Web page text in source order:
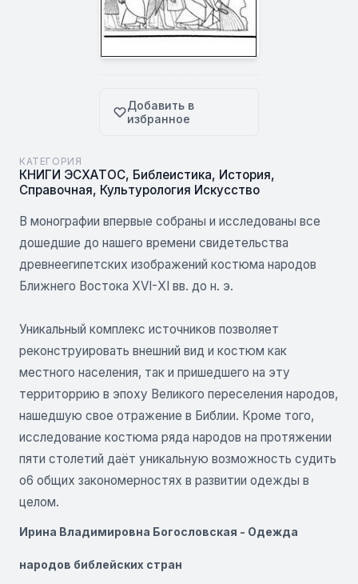
Добавить в
избранное
КАТЕГОРИЯ
КНИГИ ЭСХАТОС, Библеистика, История,
Справочная, Культурология Искусство
В монографии впервые собраны и исследованы все
дошедшие до нашего времени свидетельства
древнеегипетских изображений костюма народов
Ближнего Востока XVI-ХI вв. до н. э.
Уникальный комплекс источников позволяет
реконструировать внешний вид и костюм как
местного населения, так и пришедшего на эту
территоррию в эпоху Великого переселения народов,
нашедшую свое отражение в Библии. Кроме того,
исследование костюма ряда народов на протяжении
пяти столетий даёт уникальную возможность судить
о6 общих закономерностях в развитии одежды в
целом.
Ирина Владимировна Богословская - Одежда
народов библейских стран